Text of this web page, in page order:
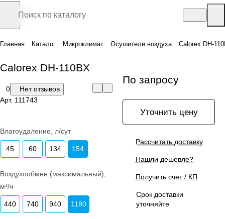
Главная Каталог Микроклимат Осушители воздуха Calorex DH-
Calorex DH-110BX
0
Нет отзывов
Арт. 111743
Влагоудаление, л/сут
45 60 134 154
Воздухообмен (максимальный),
м³/ч
440 740 940 1180
По запросу
Уточнить цену
Рассчитать доставку
Нашли дешевле?
Получить счет / КП
Срок доставки
уточняйте